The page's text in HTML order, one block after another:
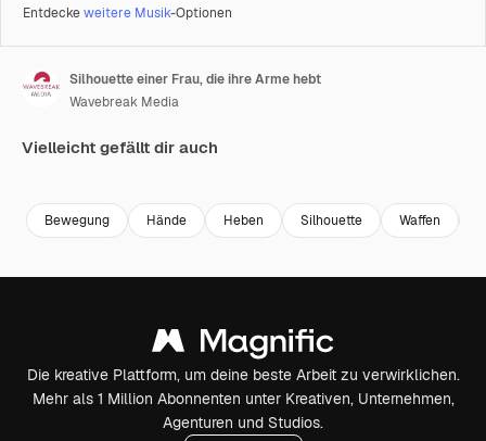
Entdeckeweitere Musik-Optionen
Silhouette einer Frau, die ihre Arme hebt
Wavebreak Media
Vielleicht gefällt dir auch
Bewegung Hände Heben Silhouette Waffen
Die kreative Plattform, um deine beste Arbeit zu verwirklichen.
Mehr als 1 Million Abonnenten unter Kreativen, Unternehmen,
Agenturen und Studios.